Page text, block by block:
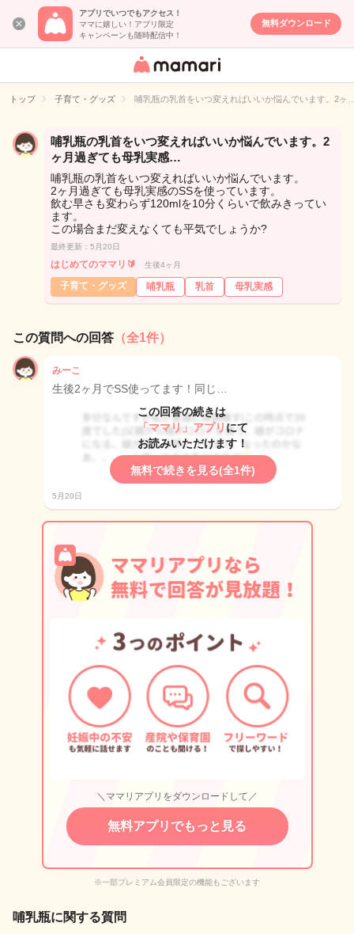
アプリでいつでもアクセス！
ママに嬉しい！アプリ限定
キャンペーンも随時配信中！
無料ダウンロード
女性専用匿名QA
イト
トップ 子育て・グッズ 哺乳瓶の乳首をいつ変えればいいか悩んでいます。2ヶ
哺乳瓶の乳首をいつ変えればいいか悩んでいます。2
ヶ月過ぎても母乳実感…
哺乳瓶の乳首をいつ変えればいいか悩んでいます。
2ヶ月過ぎても母乳実感のSSを使っています。
飲む早さも変わらず120mlを10分くらいで飲みきってい
ます。
この場合まだ変えなくても平気でしょうか?
最終更新：5月20日
はじめてのママリ🔰 生後4ヶ月
子育て・グッズ 哺乳瓶 乳首 母乳実感
この質問への回答 （全1件）
みーこ
生後2ヶ月でSS使ってます！同じ…
この回答の続きは
「ママリ」アプリ にて
お読みいただけます！
無料で続きを見る(全1件)
5月20日
＼ママリアプリをダウンロードして／
無料アプリでもっと見る
※一部プレミアム会員限定の機能もございます
哺乳瓶に関する質問